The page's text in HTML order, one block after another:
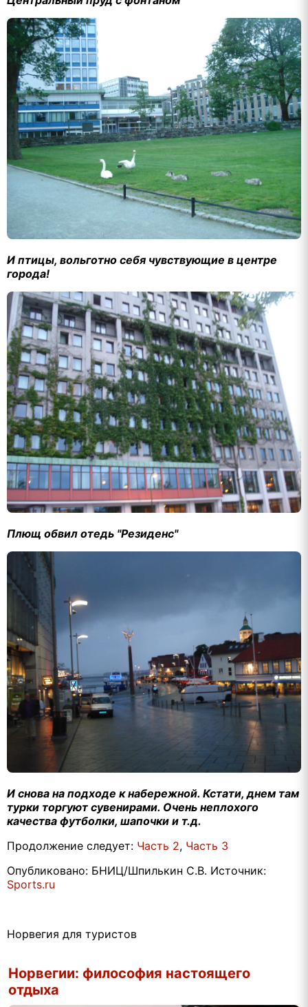
И птицы, вольготно себя чувствующие в центре
города!
Плющ обвил отедь "Резиденс"
И снова на подходе к набережной. Кстати, днем там
турки торгуют сувенирами. Очень неплохого
качества футболки, шапочки и т.д.
Продолжение следует: Часть 2, Часть 3
Опубликовано: БНИЦ/Шпилькин С.В. Источник:
Sports.ru
Норвегия для туристов
Норвегии: философия настоящего
отдыха